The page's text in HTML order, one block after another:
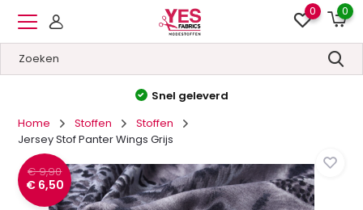
0 0
Hoge kwaliteit&Lage prijzen
Home
Stoffen
Stoffen
Jersey Stof Panter Wings Grijs
€ 9,90
€ 6,50